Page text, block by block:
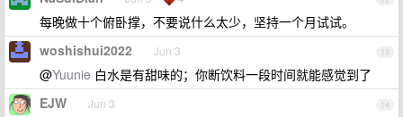
每晚做十个俯卧撑，不要说什么太少，坚持一个月试试。
13
woshishui2022 Jun 3
@Yuunie 白水是有甜味的；你断饮料一段时间就能感觉到了
14
EJW Jun 3